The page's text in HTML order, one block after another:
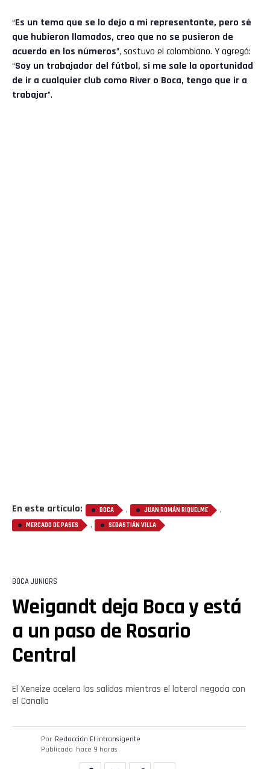
“Es un tema que se lo dejo a mi representante, pero sé
que hubieron llamados, creo que no se pusieron de
acuerdo en los números”, sostuvo el colombiano. Y agregó:
“Soy un trabajador del fútbol, si me sale la oportunidad
de ir a cualquier club como River o Boca, tengo que ir a
trabajar”.
En este artículo: BOCA , JUAN ROMÁN RIQUELME ,
MERCADO DE PASES , SEBASTIÁN VILLA
BOCA JUNIORS
Weigandt deja Boca y está
a un paso de Rosario
Central
El Xeneize acelera las salidas mientras el lateral negocia con
el Canalla
Por Redacción El intransigente
Publicado hace 9 horas